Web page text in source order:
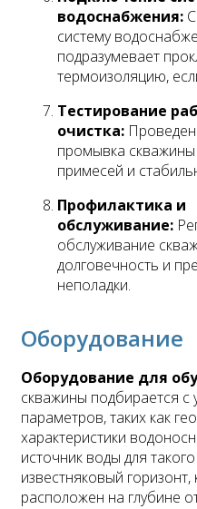
водоснабжения:
систему
подразумевает
термоизоляцию,
Тестирование
очистка:
промывка скважины
примесей и
Профилактика и
обслуживание:
обслуживание
долговечность и
неполадки.
Оборудование
Оборудование для
скважины подбирается с
параметров, таких как
характеристики
источник воды для
известняковый
расположен на глубине